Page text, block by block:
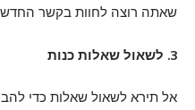
שאתה רוצה לחוות בקשר
3. לשאול שאלות כנות
אל תירא לשאול שאלות כדי